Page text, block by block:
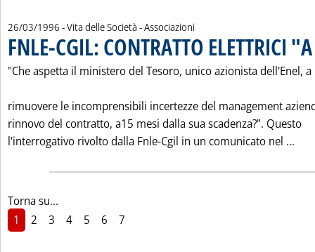
26/03/1996 - Vita delle Società - Associazioni
FNLE-CGIL: CONTRATTO ELETTRICI
"Che aspetta il ministero del Tesoro, unico azionista dell'Enel, a
rimuovere le incomprensibili incertezze del management
rinnovo del contratto, a15 mesi dalla sua scadenza?". Questo
l'interrogativo rivolto dalla Fnle-Cgil in un comunicato nel ...
Torna su...
1
2 3 4 5 6 7